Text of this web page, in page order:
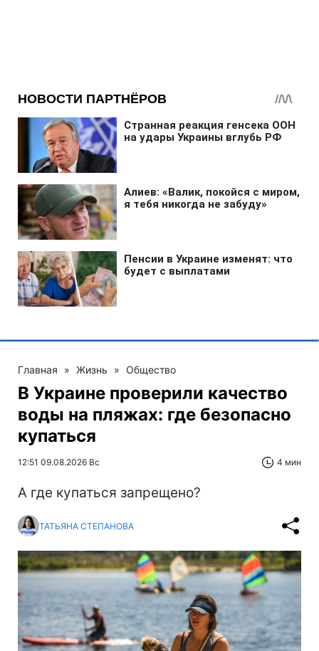
Главная » Жизнь » Общество
В Украине проверили качество
воды на пляжах: где безопасно
купаться
12:51 09.08.2026 Вс 4 мин
А где купаться запрещено?
ТАТЬЯНА СТЕПАНОВА